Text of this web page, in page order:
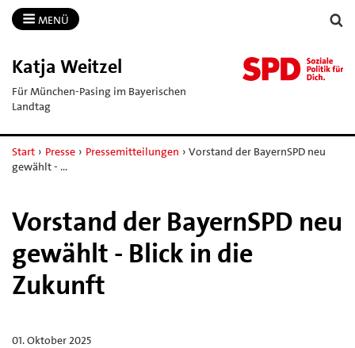
MENÜ
Katja Weitzel
Für München-Pasing im Bayerischen
Landtag
Start › Presse › Pressemitteilungen › Vorstand der BayernSPD neu
gewählt - …
Vorstand der BayernSPD neu
gewählt - Blick in die
Zukunft
01. Oktober 2025